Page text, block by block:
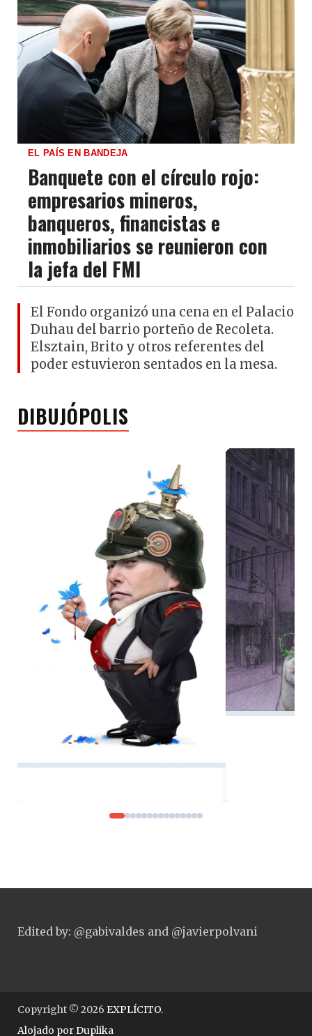
EL PAÍS EN BANDEJA
Banquete con el círculo rojo:
empresarios mineros,
banqueros, financistas e
inmobiliarios se reunieron con
la jefa del FMI
El Fondo organizó una cena en el Palacio
Duhau del barrio porteño de Recoleta.
Elsztain, Brito y otros referentes del
poder estuvieron sentados en la mesa.
DIBUJÓPOLIS
Edited by: @gabivaldes and @javierpolvani
Copyright © 2026 EXPLÍCITO.
Alojado porDuplika